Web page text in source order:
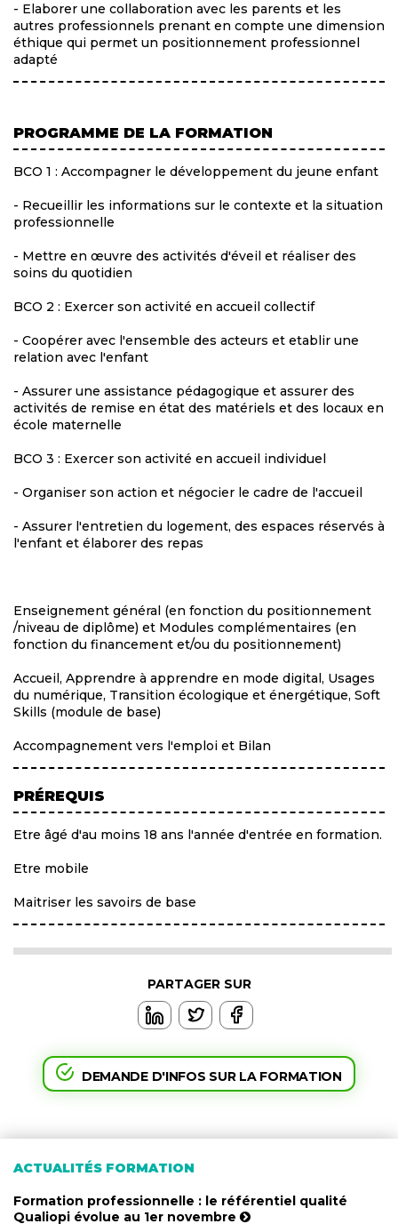
- Elaborer une collaboration avec les parents et les
autres professionnels prenant en compte une dimension
éthique qui permet un positionnement professionnel
adapté
PROGRAMME DE LA FORMATION
BCO 1 : Accompagner le développement du jeune enfant
- Recueillir les informations sur le contexte et la situation
professionnelle
- Mettre en œuvre des activités d'éveil et réaliser des
soins du quotidien
BCO 2 : Exercer son activité en accueil collectif
- Coopérer avec l'ensemble des acteurs et etablir une
relation avec l'enfant
- Assurer une assistance pédagogique et assurer des
activités de remise en état des matériels et des locaux en
école maternelle
BCO 3 : Exercer son activité en accueil individuel
- Organiser son action et négocier le cadre de l'accueil
- Assurer l'entretien du logement, des espaces réservés à
l'enfant et élaborer des repas
Enseignement général (en fonction du positionnement
/niveau de diplôme) et Modules complémentaires (en
fonction du financement et/ou du positionnement)
Accueil, Apprendre à apprendre en mode digital, Usages
du numérique, Transition écologique et énergétique, Soft
Skills (module de base)
Accompagnement vers l'emploi et Bilan
PRÉREQUIS
Etre âgé d'au moins 18 ans l'année d'entrée en formation.
Etre mobile
Maitriser les savoirs de base
DEMANDE D'INFOS SUR LA FORMATION
PARTAGER SUR
ACTUALITÉS FORMATION
Formation professionnelle : le référentiel qualité
Qualiopi évolue au 1er novembre